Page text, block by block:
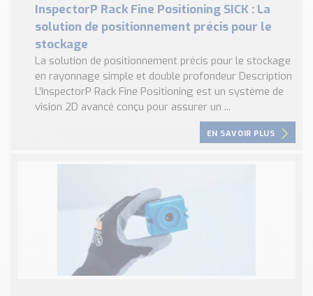
InspectorP Rack Fine Positioning SICK : La
solution de positionnement précis pour le
stockage
La solution de positionnement précis pour le stockage
en rayonnage simple et double profondeur Description
L’InspectorP Rack Fine Positioning est un système de
vision 2D avancé conçu pour assurer un ...
EN SAVOIR PLUS